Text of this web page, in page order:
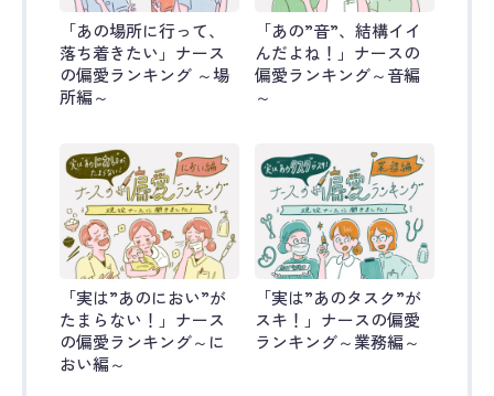
「あの場所に行って、
落ち着きたい」ナース
の偏愛ランキング ～場
所編～
「あの”音”、結構イイ
んだよね！」ナースの
偏愛ランキング～音編
～
「実は”あのにおい”が
たまらない！」ナース
の偏愛ランキング～に
おい編～
「実は”あのタスク”が
スキ！」ナースの偏愛
ランキング～業務編～